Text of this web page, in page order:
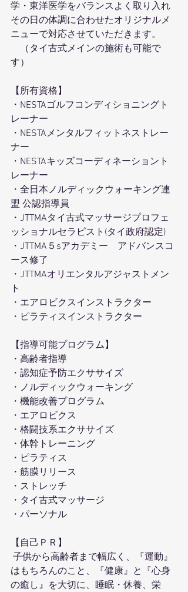
学・東洋医学をバランスよく取り入れ
その日の体調に合わせたオリジナルメ
ニューで対応させていただきます。
（タイ古式メインの施術も可能で
す）
【所有資格】
・NESTAゴルフコンディショニングト
レーナー
・NESTAメンタルフィットネストレー
ナー
・NESTAキッズコーディネーショント
レーナー
・全日本ノルディックウォーキング連
盟 公認指導員
・JTTMAタイ古式マッサージプロフェ
ッショナルセラピスト(タイ政府認定)
・JTTMA５sアカデミー　アドバンスコ
ース修了
・JTTMAオリエンタルアジャストメン
ト
・エアロビクスインストラクター
・ピラティスインストラクター
【指導可能プログラム】
・高齢者指導
・認知症予防エクササイズ
・ノルディックウォーキング
・機能改善プログラム
・エアロビクス
・格闘技系エクササイズ
・体幹トレーニング
・ピラティス
・筋膜リリース
・ストレッチ
・タイ古式マッサージ
・パーソナル
【自己ＰＲ】
子供から高齢者まで幅広く、『運動』
はもちろんのこと、『健康』と『心身
の癒し』を大切に、睡眠・休養、栄